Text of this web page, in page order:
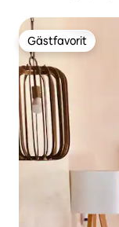
Gästfavorit
Gästfavorit